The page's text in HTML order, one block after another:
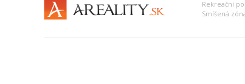
Rekreační
Smíšená